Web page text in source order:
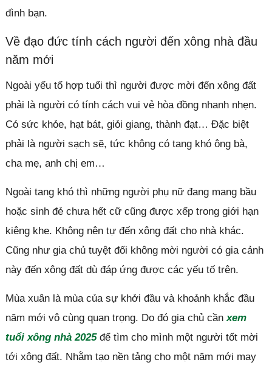
đình bạn.
Về đạo đức tính cách người đến xông nhà đầu
năm mới
Ngoài yếu tố hợp tuổi thì người được mời đến xông đất
phải là người có tính cách vui vẻ hòa đồng nhanh nhẹn.
Có sức khỏe, hạt bát, giỏi giang, thành đạt… Đặc biệt
phải là người sạch sẽ, tức không có tang khó ông bà,
cha mẹ, anh chị em…
Ngoài tang khó thì những người phụ nữ đang mang bầu
hoặc sinh đẻ chưa hết cữ cũng được xếp trong giới hạn
kiêng khe. Không nên tự đến xông đất cho nhà khác.
Cũng như gia chủ tuyệt đối không mời người có gia cảnh
này đến xông đất dù đáp ứng được các yếu tố trên.
Mùa xuân là mùa của sự khởi đầu và khoảnh khắc đầu
năm mới vô cùng quan trọng. Do đó gia chủ cầnxem
tuổi xông nhà 2025để tìm cho mình một người tốt mời
tới xông đất. Nhằm tạo nền tảng cho một năm mới may